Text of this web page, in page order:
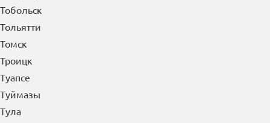
Тобольск
Тольятти
Томск
Троицк
Туапсе
Туймазы
Тула